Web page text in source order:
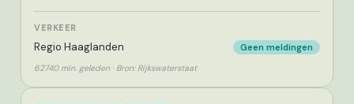
VERKEER
Regio Haaglanden Geen meldingen
62740 min. geleden · Bron: Rijkswaterstaat